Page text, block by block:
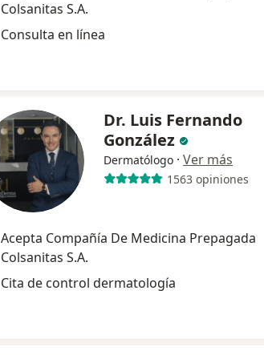
Colsanitas S.A.
Consulta en línea
Dr. Luis Fernando
González
Dermatólogo · Ver más
1563 opiniones
Acepta Compañía De Medicina Prepagada
Colsanitas S.A.
Cita de control dermatología